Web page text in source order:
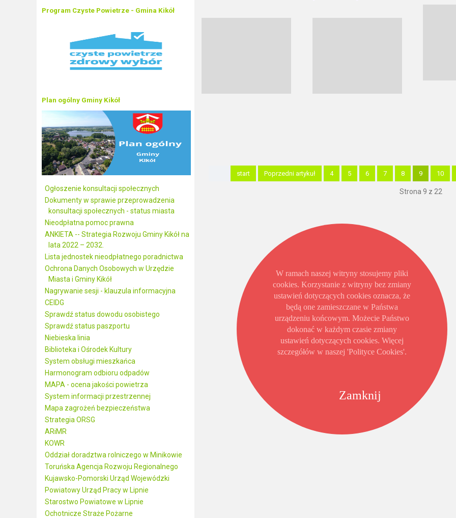
Program Czyste Powietrze - Gmina Kikół
Plan ogólny Gminy Kikół
Ogłoszenie konsultacji społecznych
Dokumenty w sprawie przeprowadzenia
konsultacji społecznych - status miasta
Nieodpłatna pomoc prawna
ANKIETA -- Strategia Rozwoju Gminy Kikół na
lata 2022 – 2032.
Lista jednostek nieodpłatnego poradnictwa
Ochrona Danych Osobowych w Urzędzie
Miasta i Gminy Kikół
Nagrywanie sesji - klauzula informacyjna
CEIDG
Sprawdź status dowodu osobistego
Sprawdź status paszportu
Niebieska linia
Biblioteka i Ośrodek Kultury
System obsługi mieszkańca
Harmonogram odbioru odpadów
MAPA - ocena jakości powietrza
System informacji przestrzennej
Mapa zagrożeń bezpieczeństwa
Strategia ORSG
ARiMR
KOWR
Oddział doradztwa rolniczego w Minikowie
Toruńska Agencja Rozwoju Regionalnego
Kujawsko-Pomorski Urząd Wojewódzki
Powiatowy Urząd Pracy w Lipnie
Starostwo Powiatowe w Lipnie
Ochotnicze Straże Pożarne
start Poprzedni artykuł 4 5 6 7 8 9 10
Strona 9 z 22
Zamknij
W ramach naszej witryny stosujemy pliki
cookies. Korzystanie z witryny bez zmiany
ustawień dotyczących cookies oznacza, że
będą one zamieszczane w Państwa
urządzeniu końcowym. Możecie Państwo
dokonać w każdym czasie zmiany
ustawień dotyczących cookies. Więcej
szczegółów w naszej 'Polityce Cookies'.